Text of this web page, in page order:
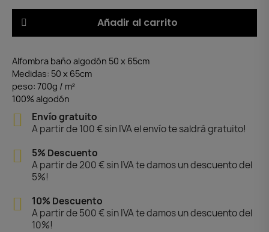
Añadir al carrito
Alfombra baño algodón 50 x 65cm
Medidas: 50 x 65cm
peso: 700g / m²
100% algodón
Envío gratuito
A partir de 100 € sin IVA el envío te saldrá gratuito!
5% Descuento
A partir de 200 € sin IVA te damos un descuento del
5%!
10% Descuento
A partir de 500 € sin IVA te damos un descuento del
10%!